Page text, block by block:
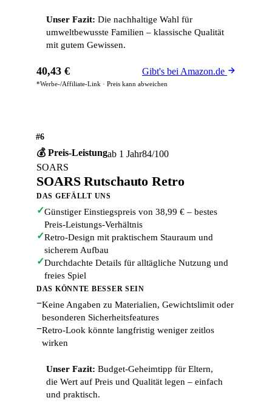
Unser Fazit: Die nachhaltige Wahl für
umweltbewusste Familien – klassische Qualität
mit gutem Gewissen.
40,43 € Gibt's bei Amazon.de
*Werbe-/Affiliate-Link · Preis kann abweichen
#6
💰 Preis-Leistungab 1 Jahr84/100
SOARS
SOARS Rutschauto Retro
DAS GEFÄLLT UNS
✓Günstiger Einstiegspreis von 38,99 € – bestes
Preis-Leistungs-Verhältnis
✓Retro-Design mit praktischem Stauraum und
sicherem Aufbau
✓Durchdachte Details für alltägliche Nutzung und
freies Spiel
DAS KÖNNTE BESSER SEIN
−Keine Angaben zu Materialien, Gewichtslimit oder
besonderen Sicherheitsfeatures
−Retro-Look könnte langfristig weniger zeitlos
wirken
Unser Fazit: Budget-Geheimtipp für Eltern,
die Wert auf Preis und Qualität legen – einfach
und praktisch.